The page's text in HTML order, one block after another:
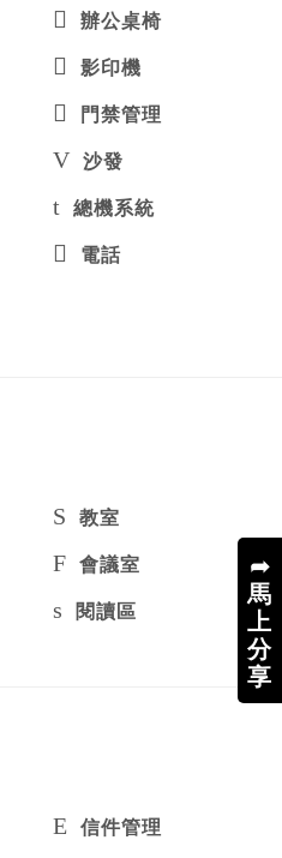
➦
馬
上
分
享
辦公桌椅
影印機
門禁管理
沙發
總機系統
電話
教室
會議室
閱讀區
信件管理